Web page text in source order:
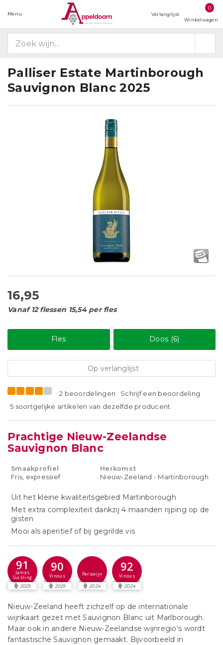
Menu Verlanglijst
0
Winkelwagen
Palliser Estate Martinborough
Sauvignon Blanc 2025
16,95
Vanaf 12 flessen 15,54 per fles
Fles Doos (6)
Op verlanglijst
2 beoordelingen
Schrijf een beoordeling
5 soortgelijke artikelen van dezelfde producent
Prachtige Nieuw-Zeelandse
Sauvignon Blanc
Smaakprofiel
Fris, expressief
Herkomst
Nieuw-Zeeland - Martinborough
Uit het kleine kwaliteitsgebied Martinborough
Met extra complexiteit dankzij 4 maanden rijping op de
gisten
Mooi als aperitief of bij gegrilde vis
91
James
Suckling
2025
90
Vinous
2025
Perswijn
2024
92
Vinous
2024
Nieuw-Zeeland heeft zichzelf op de internationale
wijnkaart gezet met Sauvignon Blanc uit Marlborough.
Maar ook in andere Nieuw-Zeelandse wijnregio’s wordt
fantastische Sauvignon gemaakt. Bijvoorbeeld in